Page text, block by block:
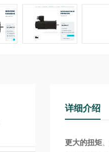
详细介绍
更大的扭矩、